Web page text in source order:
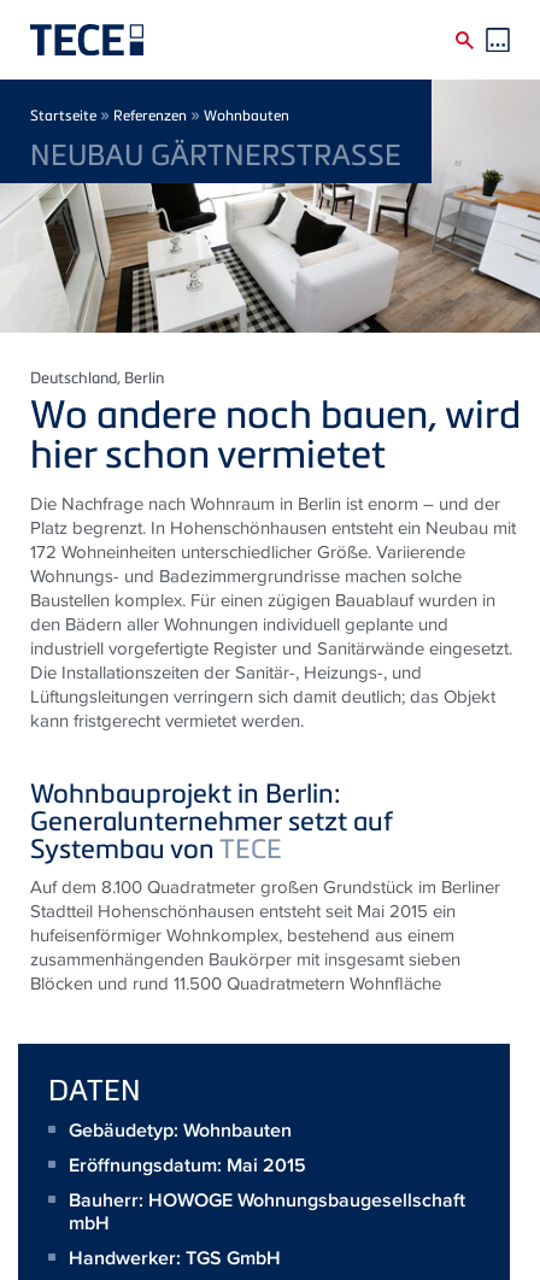
Breadcrumb
Startseite » Referenzen » Wohnbauten
NEUBAU GÄRTNERSTRASSE
Deutschland, Berlin
Wo andere noch bauen, wird
hier schon vermietet
Die Nachfrage nach Wohnraum in Berlin ist enorm – und der
Platz begrenzt. In Hohenschönhausen entsteht ein Neubau mit
172 Wohneinheiten unterschiedlicher Größe. Variierende
Wohnungs- und Badezimmergrundrisse machen solche
Baustellen komplex. Für einen zügigen Bauablauf wurden in
den Bädern aller Wohnungen individuell geplante und
industriell vorgefertigte Register und Sanitärwände eingesetzt.
Die Installationszeiten der Sanitär-, Heizungs-, und
Lüftungsleitungen verringern sich damit deutlich; das Objekt
kann fristgerecht vermietet werden.
Wohnbauprojekt in Berlin:
Generalunternehmer setzt auf
Systembau vonTECE
Auf dem 8.100 Quadratmeter großen Grundstück im Berliner
Stadtteil Hohenschönhausen entsteht seit Mai 2015 ein
hufeisenförmiger Wohnkomplex, bestehend aus einem
zusammenhängenden Baukörper mit insgesamt sieben
Blöcken und rund 11.500 Quadratmetern Wohnfläche
DATEN
Gebäudetyp: Wohnbauten
Eröffnungsdatum: Mai 2015
Bauherr: HOWOGE Wohnungsbaugesellschaft
mbH
Handwerker: TGS GmbH